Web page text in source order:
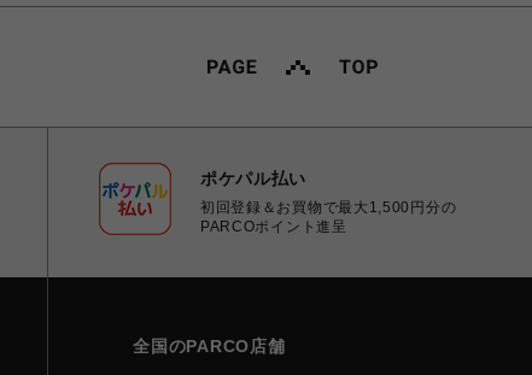
ポケパル払い
初回登録＆お買物で最大1,500円分の
PARCOポイント進呈
全国のPARCO店舗